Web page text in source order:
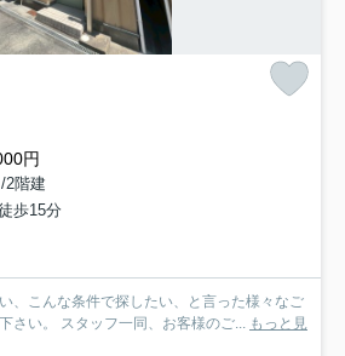
円
2階建
歩15分
、こんな条件で探したい、と言った様々なご
さい。 スタッフ一同、お客様のご... もっと見